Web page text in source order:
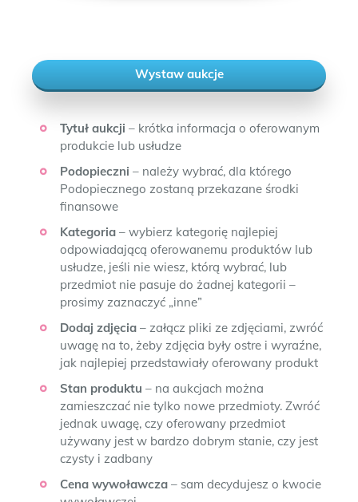
Wystaw aukcje
Tytuł aukcji – krótka informacja o oferowanym
produkcie lub usłudze
Podopieczni – należy wybrać, dla którego
Podopiecznego zostaną przekazane środki
finansowe
Kategoria – wybierz kategorię najlepiej
odpowiadającą oferowanemu produktów lub
usłudze, jeśli nie wiesz, którą wybrać, lub
przedmiot nie pasuje do żadnej kategorii –
prosimy zaznaczyć „inne”
Dodaj zdjęcia – załącz pliki ze zdjęciami, zwróć
uwagę na to, żeby zdjęcia były ostre i wyraźne,
jak najlepiej przedstawiały oferowany produkt
Stan produktu – na aukcjach można
zamieszczać nie tylko nowe przedmioty. Zwróć
jednak uwagę, czy oferowany przedmiot
używany jest w bardzo dobrym stanie, czy jest
czysty i zadbany
Cena wywoławcza – sam decydujesz o kwocie